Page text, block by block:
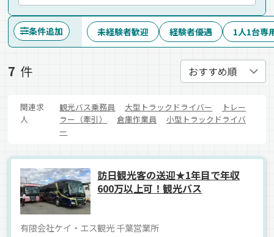
条件追加 未経験者歓迎 経験者優遇 1人1台専
7 件
関連求
人
観光バス乗務員 大型トラックドライバー
トレー
ラー（牽引）
倉庫作業員
小型トラックドライバ
ー
訪日観光客の送迎★1年目で年収
600万以上可！観光バス
有限会社ケイ・エス観光 千葉営業所